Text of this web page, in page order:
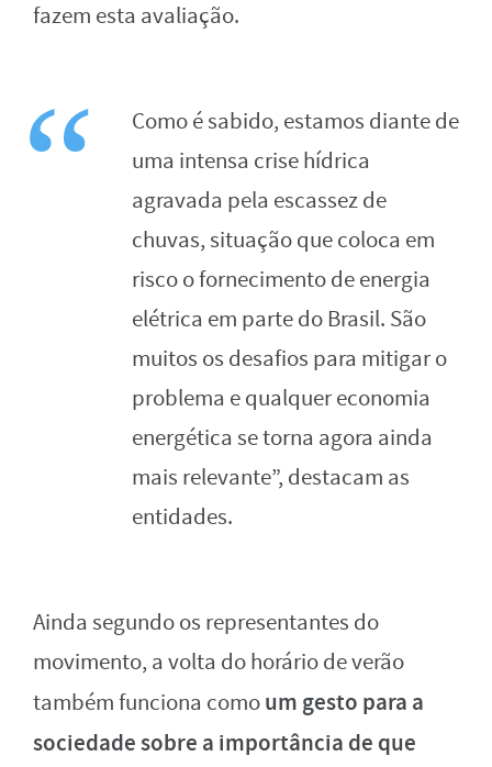
fazem esta avaliação.
Como é sabido, estamos diante de
uma intensa crise hídrica
agravada pela escassez de
chuvas, situação que coloca em
risco o fornecimento de energia
elétrica em parte do Brasil. São
muitos os desafios para mitigar o
problema e qualquer economia
energética se torna agora ainda
mais relevante”, destacam as
entidades.
Ainda segundo os representantes do
movimento, a volta do horário de verão
também funciona comoum gesto para a
sociedade sobre a importância de que